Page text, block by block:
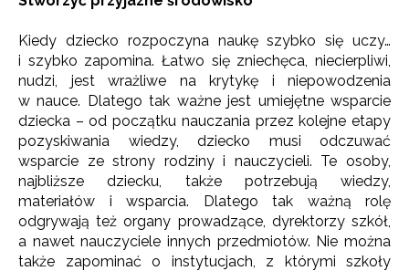
Kiedy dziecko rozpoczyna naukę szybko się uczy…
i szybko zapomina. Łatwo się zniechęca, niecierpliwi,
nudzi, jest wrażliwe na krytykę i niepowodzenia
w nauce. Dlatego tak ważne jest umiejętne wsparcie
dziecka – od początku nauczania przez kolejne etapy
pozyskiwania wiedzy, dziecko musi odczuwać
wsparcie ze strony rodziny i nauczycieli. Te osoby,
najbliższe dziecku, także potrzebują wiedzy,
materiałów i wsparcia. Dlatego tak ważną rolę
odgrywają też organy prowadzące, dyrektorzy szkół,
a nawet nauczyciele innych przedmiotów. Nie można
także zapominać o instytucjach, z którymi szkoły